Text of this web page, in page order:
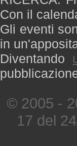
Con il
Gli eventi
in
Diventando
© 2005 -
17 del